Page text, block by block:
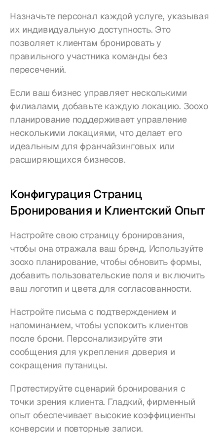
Назначьте персонал каждой услуге, указывая
их индивидуальную доступность. Это
позволяет клиентам бронировать у
правильного участника команды без
пересечений.
Если ваш бизнес управляет несколькими
филиалами, добавьте каждую локацию. Зоохо
планирование поддерживает управление
несколькими локациями, что делает его
идеальным для франчайзинговых или
расширяющихся бизнесов.
Конфигурация Страниц
Бронирования и Клиентский Опыт
Настройте свою страницу бронирования,
чтобы она отражала ваш бренд. Используйте
зоохо планирование, чтобы обновить формы,
добавить пользовательские поля и включить
ваш логотип и цвета для согласованности.
Настройте письма с подтверждением и
напоминанием, чтобы успокоить клиентов
после брони. Персонализируйте эти
сообщения для укрепления доверия и
сокращения путаницы.
Протестируйте сценарий бронирования с
точки зрения клиента. Гладкий, фирменный
опыт обеспечивает высокие коэффициенты
конверсии и повторные записи.